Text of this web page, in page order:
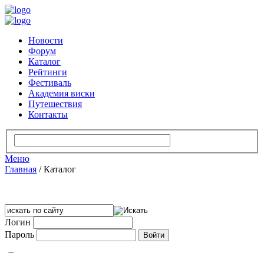
Новости
Форум
Каталог
Рейтинги
Фестиваль
Академия виски
Путешествия
Контакты
Меню
Главная /Каталог
Логин
Пароль